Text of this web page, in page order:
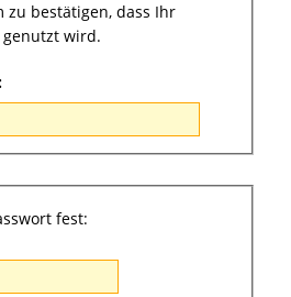
zu bestätigen, dass Ihr
wird.
fest: